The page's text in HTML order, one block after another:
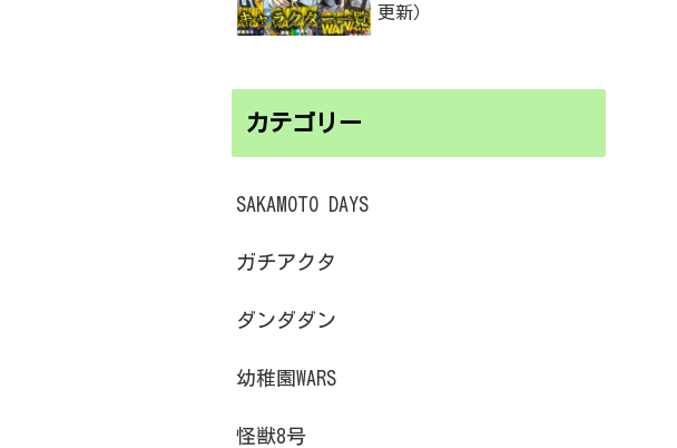
更新）
カテゴリー
SAKAMOTO DAYS
ガチアクタ
ダンダダン
幼稚園WARS
怪獣8号